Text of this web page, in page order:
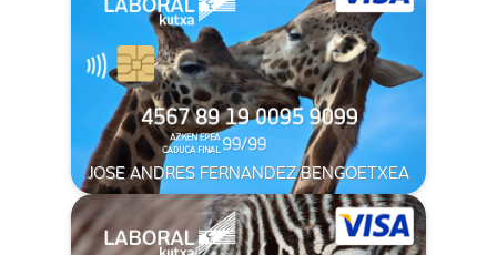
JOSE ANDRES FERNANDEZ BENGOETXEA